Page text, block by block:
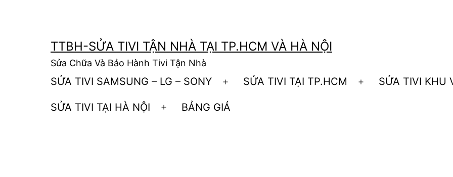
TTBH-SỬA TIVI TẬN NHÀ TẠI TP.HCM VÀ HÀ NỘI
Sửa Chữa Và Bảo Hành Tivi Tận Nhà
SỬA TIVI SAMSUNG – LG – SONY
Open
menu
SỬA TIVI TẠI TP.HCM
Open
SỬA TIVI KHU
SỬA TIVI TẠI HÀ NỘI
Open
BẢNG GIÁ